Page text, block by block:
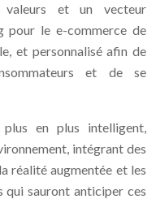
valeurs et un vecteur
pour le e-commerce de
et personnalisé afin de
et de se
en plus intelligent,
intégrant des
réalité augmentée et les
qui sauront anticiper ces